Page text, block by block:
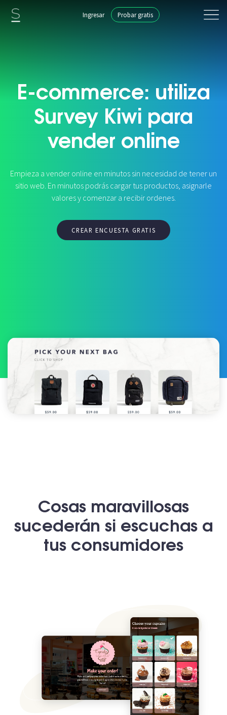
Ingresar Probar gratis
E-commerce: utiliza
Survey Kiwi para
vender online
Empieza a vender online en minutos sin necesidad de tener un
sitio web. En minutos podrás cargar tus productos, asignarle
valores y comenzar a recibir ordenes.
CREAR ENCUESTA GRATIS
Cosas maravillosas
sucederán si escuchas a
tus consumidores